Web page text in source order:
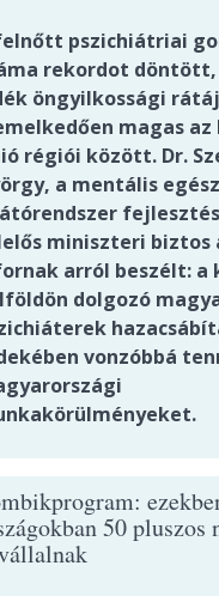
pszichiátriai
rekordot
öngyilkossági
magas az
régiói között. Dr.
a mentális
miniszteri biztos
arról beszélt: a
dolgozó
vonzóbbá
50 pluszos